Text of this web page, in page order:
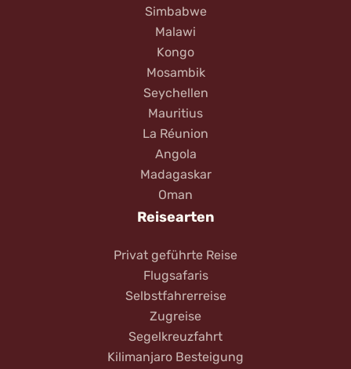
Simbabwe
Malawi
Kongo
Mosambik
Seychellen
Mauritius
La Réunion
Angola
Madagaskar
Oman
Reisearten
Privat geführte Reise
Flugsafaris
Selbstfahrerreise
Zugreise
Segelkreuzfahrt
Kilimanjaro Besteigung